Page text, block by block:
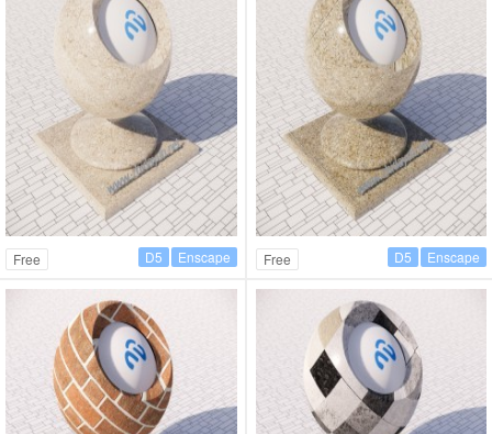
Free Enscape
D5 Free Enscape
D5